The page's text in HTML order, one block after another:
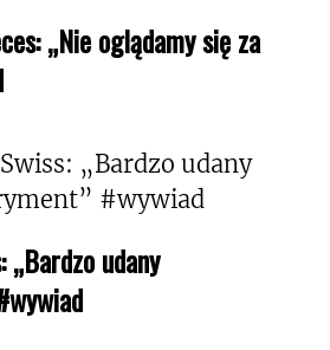
„Nie oglądamy się za
„Bardzo udany